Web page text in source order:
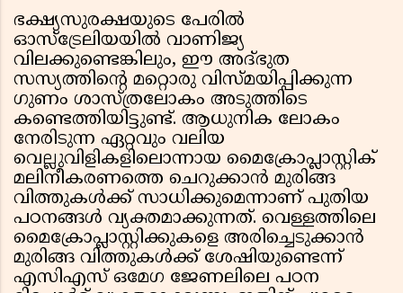
ഭക്ഷ്യസുരക്ഷയുടെ പേരിൽ
ഓസ്ട്രേലിയയിൽ വാണിജ്യ
വിലക്കുണ്ടെങ്കിലും, ഈ അദ്ഭുത
സസ്യത്തിൻ്റെ മറ്റൊരു വിസ്മയിപ്പിക്കുന്ന
ഗുണം ശാസ്ത്രലോകം അടുത്തിടെ
കണ്ടെത്തിയിട്ടുണ്ട്. ആധുനിക ലോകം
നേരിടുന്ന ഏറ്റവും വലിയ
വെല്ലുവിളികളിലൊന്നായ മൈക്രോപ്ലാസ്റ്റിക്
മലിനീകരണത്തെ ചെറുക്കാൻ മുരിങ്ങ
വിത്തുകൾക്ക് സാധിക്കുമെന്നാണ് പുതിയ
പഠനങ്ങൾ വ്യക്തമാക്കുന്നത്. വെള്ളത്തിലെ
മൈക്രോപ്ലാസ്റ്റിക്കുകളെ അരിച്ചെടുക്കാൻ
മുരിങ്ങ വിത്തുകൾക്ക് ശേഷിയുണ്ടെന്ന്
എസിഎസ് ഒമേഗ ജേണലിലെ പഠന